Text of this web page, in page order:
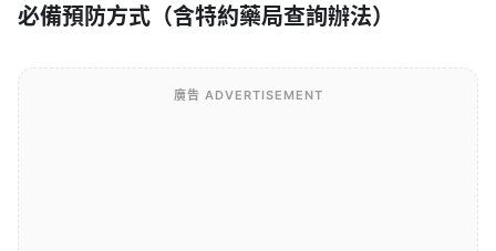
必備預防方式（含特約藥局查詢辦法）
廣告 ADVERTISEMENT